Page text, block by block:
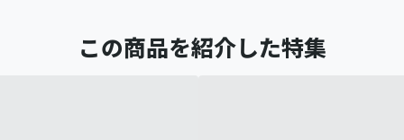
この商品を紹介した特集